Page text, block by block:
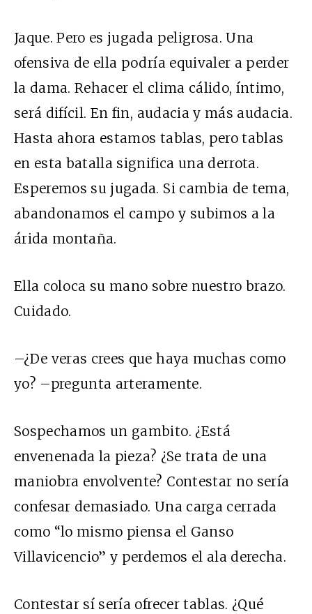
Jaque. Pero es jugada peligrosa. Una
ofensiva de ella podría equivaler a perder
la dama. Rehacer el clima cálido, íntimo,
será difícil. En fin, audacia y más audacia.
Hasta ahora estamos tablas, pero tablas
en esta batalla significa una derrota.
Esperemos su jugada. Si cambia de tema,
abandonamos el campo y subimos a la
árida montaña.
Ella coloca su mano sobre nuestro brazo.
Cuidado.
–¿De veras crees que haya muchas como
yo? –pregunta arteramente.
Sospechamos un gambito. ¿Está
envenenada la pieza? ¿Se trata de una
maniobra envolvente? Contestar no sería
confesar demasiado. Una carga cerrada
como “lo mismo piensa el Ganso
Villavicencio” y perdemos el ala derecha.
Contestar sí sería ofrecer tablas. ¿Qué